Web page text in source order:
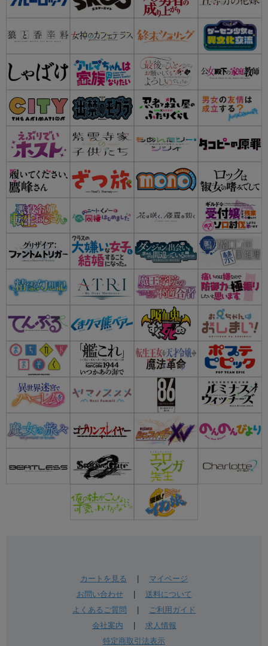
カートを見る
マイページ
お問い合わせ| 送料について
よくあるご質問
ご利用ガイド
会社案内
求人情報
特定商取引法表示